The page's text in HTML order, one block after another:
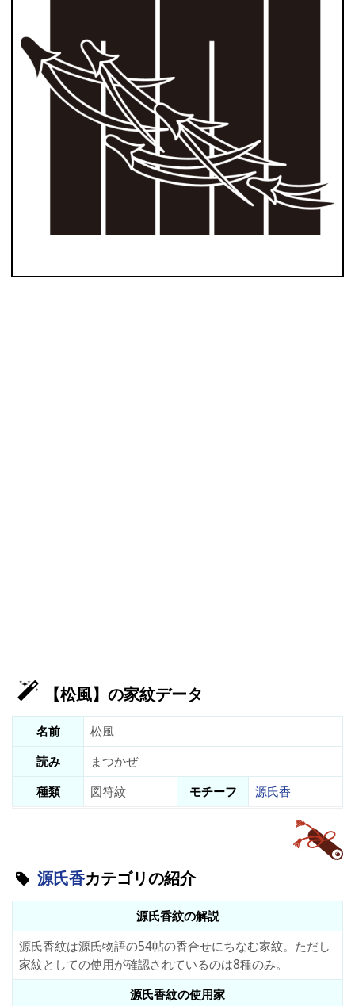
【松風】の家紋データ
名前
松風
読み
まつかぜ
種類
図符紋 モチーフ 源氏香
源氏香カテゴリの紹介
源氏香紋の解説
源氏香紋は源氏物語の54帖の香合せにちなむ家紋。ただし
家紋としての使用が確認されているのは8種のみ。
源氏香紋の使用家